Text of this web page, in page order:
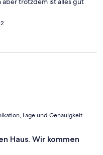
Lage und Genauigkeit
Haus. Wir kommen